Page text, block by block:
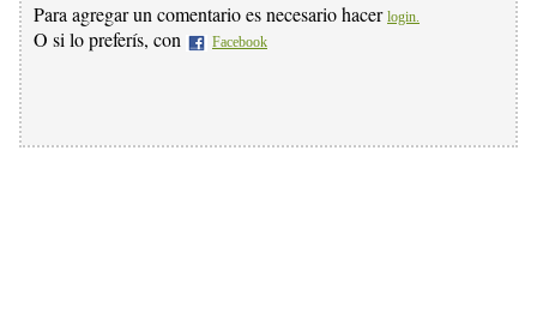
Para agregar un comentario es necesario hacer login.
O si lo preferís, con Facebook